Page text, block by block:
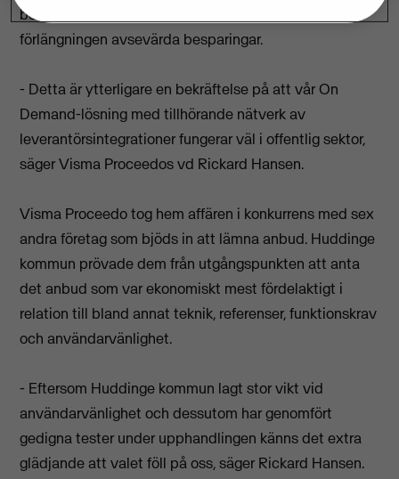
beställningar och hantera fakturor. Det här ger i
förlängningen avsevärda besparingar.
- Detta är ytterligare en bekräftelse på att vår On
Demand-lösning med tillhörande nätverk av
leverantörsintegrationer fungerar väl i offentlig sektor,
säger Visma Proceedos vd Rickard Hansen.
Visma Proceedo tog hem affären i konkurrens med sex
andra företag som bjöds in att lämna anbud. Huddinge
kommun prövade dem från utgångspunkten att anta
det anbud som var ekonomiskt mest fördelaktigt i
relation till bland annat teknik, referenser, funktionskrav
och användarvänlighet.
- Eftersom Huddinge kommun lagt stor vikt vid
användarvänlighet och dessutom har genomfört
gedigna tester under upphandlingen känns det extra
glädjande att valet föll på oss, säger Rickard Hansen.